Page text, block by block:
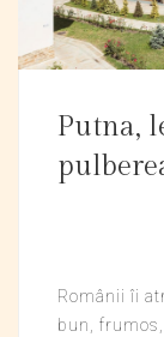
Putna,
Românii îi
bun,